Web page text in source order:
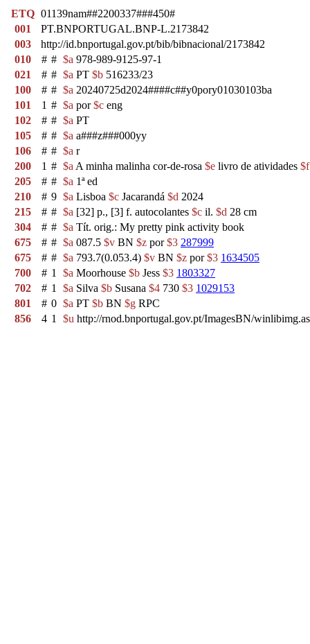
ETQ 01139nam##2200337###450#
001
PT.BNPORTUGAL.BNP-L.2173842
003
http://id.bnportugal.gov.pt/bib/bibnacional/2173842
010
# # $a 978-989-9125-97-1
021
# # $a PT $b 516233/23
100
# # $a 20240725d2024####c##y0pory01030103ba
101
1 # $a por$c eng
102
# # $a PT
105
# # $a a###z###000yy
106
# # $a r
200
1 # $a A minha malinha cor-de-rosa $e livro de atividades $f
205
# # $a 1ª ed
210
# 9 $a Lisboa $c Jacarandá $d 2024
215
# # $a [32] p., [3] f. autocolantes $c il. $d 28 cm
304
# # $a Tít. orig.: My pretty pink activity book
675
# # $a 087.5 $v BN $z por$3 287999
675
# # $a 793.7(0.053.4) $v BN $z por$3 1634505
700
# 1 $a Moorhouse $b Jess $3 1803327
702
# 1 $a Silva $b Susana $4 730 $3 1029153
801
# 0 $a PT $b BN $g RPC
856
4 1 $u http://rnod.bnportugal.gov.pt/ImagesBN/